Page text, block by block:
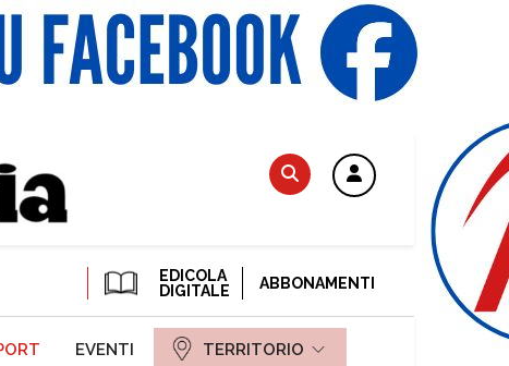
EDICOLA
DIGITALE
ABBONAMENTI
EVENTI TERRITORIO